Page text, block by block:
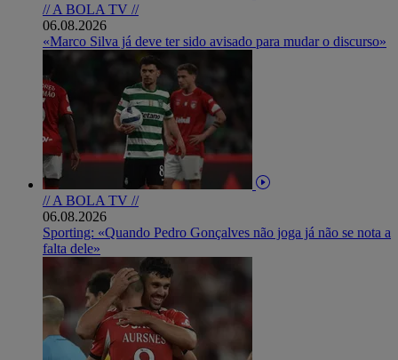
// A BOLA TV //
06.08.2026
«Marco Silva já deve ter sido avisado para mudar o discurso»
// A BOLA TV //
06.08.2026
Sporting: «Quando Pedro Gonçalves não joga já não se nota a
falta dele»